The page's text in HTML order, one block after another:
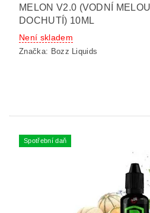
MELON V2.0 (VODNÍ
DOCHUTÍ) 10ML
Není skladem
Značka: Bozz Liquids
Spotřební daň